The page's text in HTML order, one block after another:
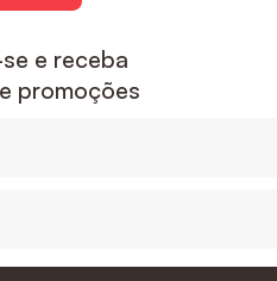
e receba
promoções